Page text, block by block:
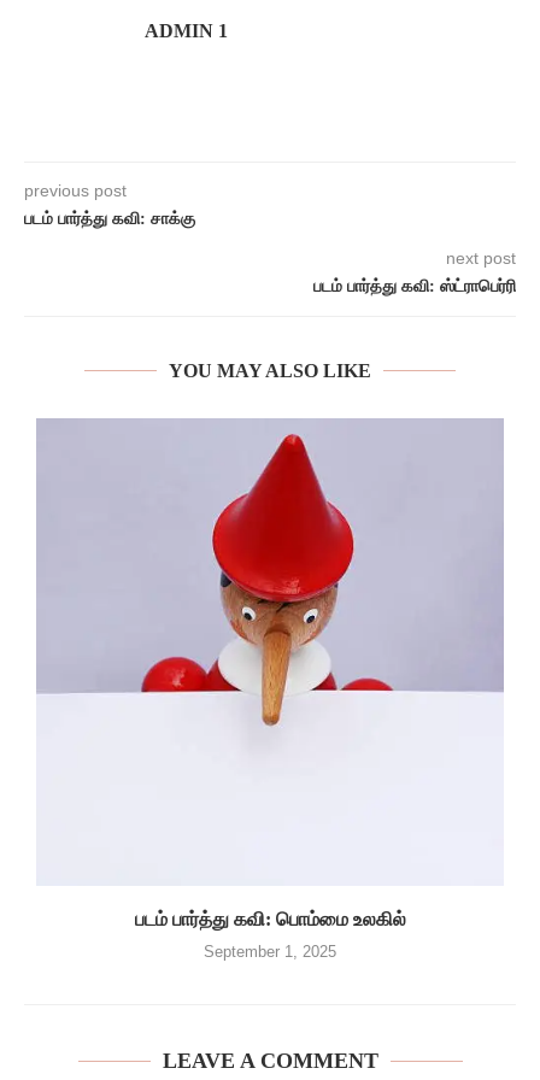
ADMIN 1
previous post
படம் பார்த்து கவி: சாக்கு
next post
படம் பார்த்து கவி: ஸ்ட்ராபெர்ரி
YOU MAY ALSO LIKE
படம் பார்த்து கவி: பொம்மை உலகில்
September 1, 2025
LEAVE A COMMENT